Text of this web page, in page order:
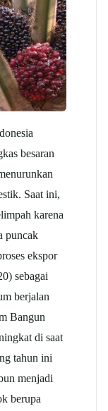
besaran
Saat ini,
karena
puncak
ekspor
sebagai
berjalan
Bangun
di saat
tahun ini
menjadi
berupa